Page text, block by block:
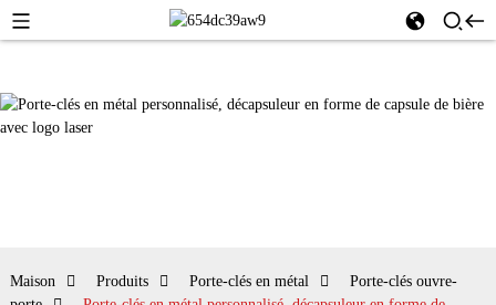
Maison Produits Porte-clés en métal
Porte-clés ouvre-